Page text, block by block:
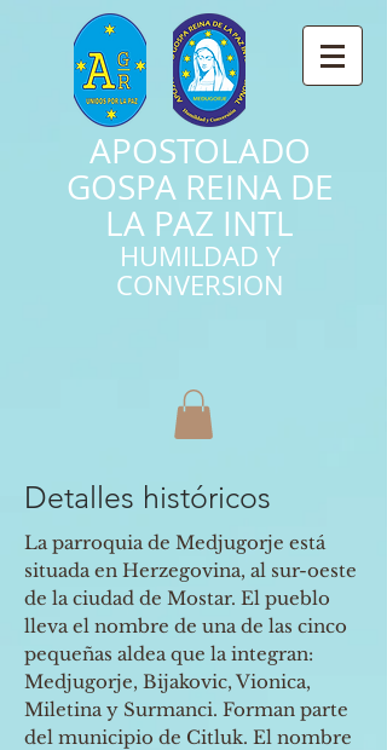
APOSTOLADO
GOSPA REINA DE
LA PAZ INTL
HUMILDAD Y
CONVERSION
Detalles históricos
La parroquia de Medjugorje está
situada en Herzegovina, al sur-oeste
de la ciudad de Mostar. El pueblo
lleva el nombre de una de las cinco
pequeñas aldea que la integran:
Medjugorje, Bijakovic, Vionica,
Miletina y Surmanci. Forman parte
del municipio de Citluk. El nombre